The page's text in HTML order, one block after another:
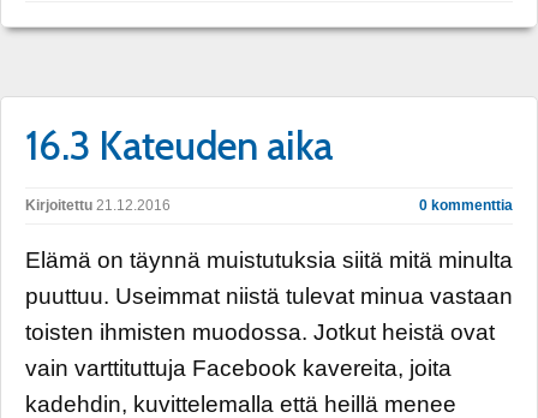
16.3 Kateuden aika
Kirjoitettu 21.12.2016 0 kommenttia
Elämä on täynnä muistutuksia siitä mitä minulta
puuttuu. Useimmat niistä tulevat minua vastaan
toisten ihmisten muodossa. Jotkut heistä ovat
vain varttituttuja Facebook kavereita, joita
kadehdin, kuvittelemalla että heillä menee